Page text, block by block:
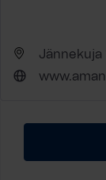
Jännekuja